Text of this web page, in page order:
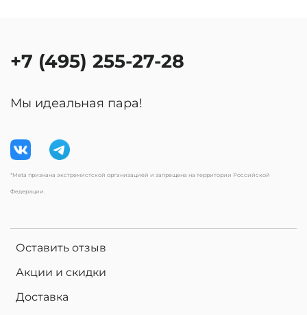
Оставить отзыв
Акции и скидки
Доставка
+7 (495) 255-27-28
Мы идеальная пара!
*Meta признана экстремистской организацией и запрещена на территории Российской
Федерации.